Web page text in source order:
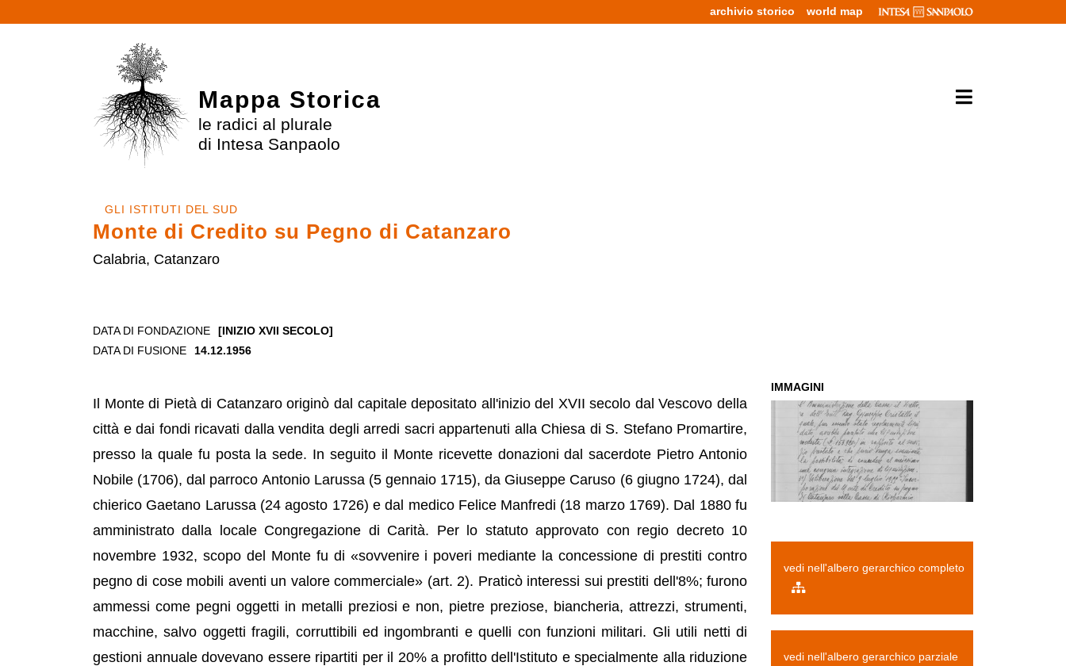
archivio storico world map
Mappa Storica
le radici al plurale
di Intesa Sanpaolo
GLI ISTITUTI DEL SUD
Monte di Credito su Pegno di Catanzaro
Calabria, Catanzaro
DATA DI FONDAZIONE
[INIZIO XVII SECOLO]
DATA DI FUSIONE
14.12.1956
Il Monte di Pietà di Catanzaro originò dal capitale depositato all'inizio del XVII secolo dal Vescovo della
città e dai fondi ricavati dalla vendita degli arredi sacri appartenuti alla Chiesa di S. Stefano Promartire,
presso la quale fu posta la sede. In seguito il Monte ricevette donazioni dal sacerdote Pietro Antonio
Nobile (1706), dal parroco Antonio Larussa (5 gennaio 1715), da Giuseppe Caruso (6 giugno 1724), dal
chierico Gaetano Larussa (24 agosto 1726) e dal medico Felice Manfredi (18 marzo 1769). Dal 1880 fu
amministrato dalla locale Congregazione di Carità. Per lo statuto approvato con regio decreto 10
novembre 1932, scopo del Monte fu di «sovvenire i poveri mediante la concessione di prestiti contro
pegno di cose mobili aventi un valore commerciale» (art. 2). Praticò interessi sui prestiti dell'8%; furono
ammessi come pegni oggetti in metalli preziosi e non, pietre preziose, biancheria, attrezzi, strumenti,
macchine, salvo oggetti fragili, corruttibili ed ingombranti e quelli con funzioni militari. Gli utili netti di
gestioni annuale dovevano essere ripartiti per il 20% a profitto dell'Istituto e specialmente alla riduzione
IMMAGINI
vedi nell'albero gerarchico completo
vedi nell'albero gerarchico parziale